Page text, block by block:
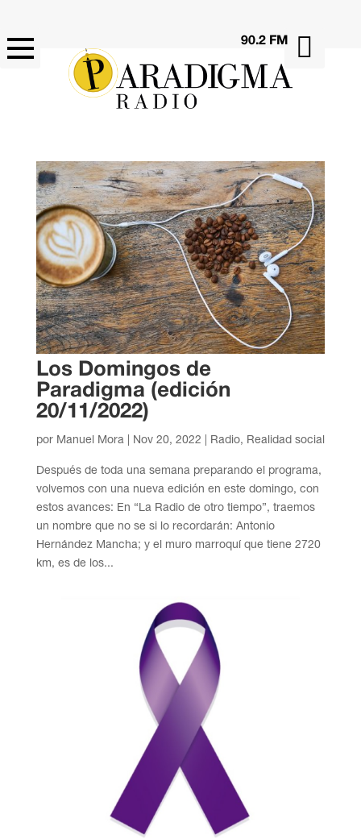

90.2 FM
Los Domingos de
Paradigma (edición
20/11/2022)
por Manuel Mora| Nov 20, 2022 Radio, Realidad social
Después de toda una semana preparando el programa,
volvemos con una nueva edición en este domingo, con
estos avances: En “La Radio de otro tiempo”, traemos
un nombre que no se si lo recordarán: Antonio
Hernández Mancha; y el muro marroquí que tiene 2720
km, es de los...